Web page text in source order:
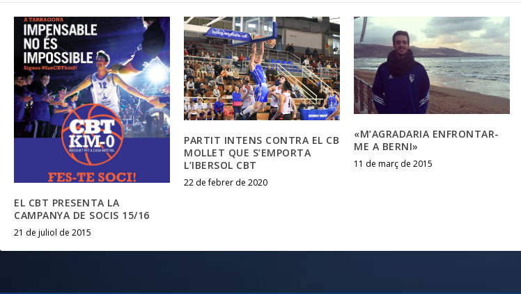
EL CBT PRESENTA LA
CAMPANYA DE SOCIS 15/16
21 de juliol de 2015
PARTIT INTENS CONTRA EL CB
MOLLET QUE S’EMPORTA
L’IBERSOL CBT
22 de febrer de 2020
«M’AGRADARIA ENFRONTAR-
ME A BERNI»
11 de març de 2015